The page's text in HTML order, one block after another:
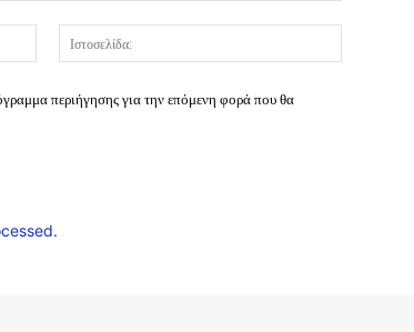
Email:*
περιήγησης για την επόμενη φορά που θα